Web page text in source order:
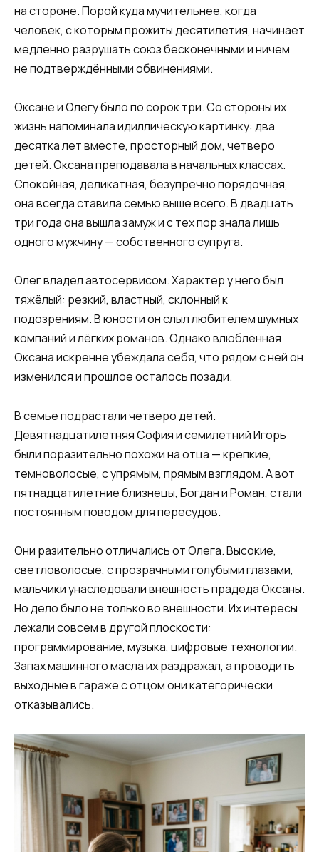
на стороне. Порой куда мучительнее, когда
человек, с которым прожиты десятилетия, начинает
медленно разрушать союз бесконечными и ничем
не подтверждёнными обвинениями.
Оксане и Олегу было по сорок три. Со стороны их
жизнь напоминала идиллическую картинку: два
десятка лет вместе, просторный дом, четверо
детей. Оксана преподавала в начальных классах.
Спокойная, деликатная, безупречно порядочная,
она всегда ставила семью выше всего. В двадцать
три года она вышла замуж и с тех пор знала лишь
одного мужчину — собственного супруга.
Олег владел автосервисом. Характер у него был
тяжёлый: резкий, властный, склонный к
подозрениям. В юности он слыл любителем шумных
компаний и лёгких романов. Однако влюблённая
Оксана искренне убеждала себя, что рядом с ней он
изменился и прошлое осталось позади.
В семье подрастали четверо детей.
Девятнадцатилетняя София и семилетний Игорь
были поразительно похожи на отца — крепкие,
темноволосые, с упрямым, прямым взглядом. А вот
пятнадцатилетние близнецы, Богдан и Роман, стали
постоянным поводом для пересудов.
Они разительно отличались от Олега. Высокие,
светловолосые, с прозрачными голубыми глазами,
мальчики унаследовали внешность прадеда Оксаны.
Но дело было не только во внешности. Их интересы
лежали совсем в другой плоскости:
программирование, музыка, цифровые технологии.
Запах машинного масла их раздражал, а проводить
выходные в гараже с отцом они категорически
отказывались.